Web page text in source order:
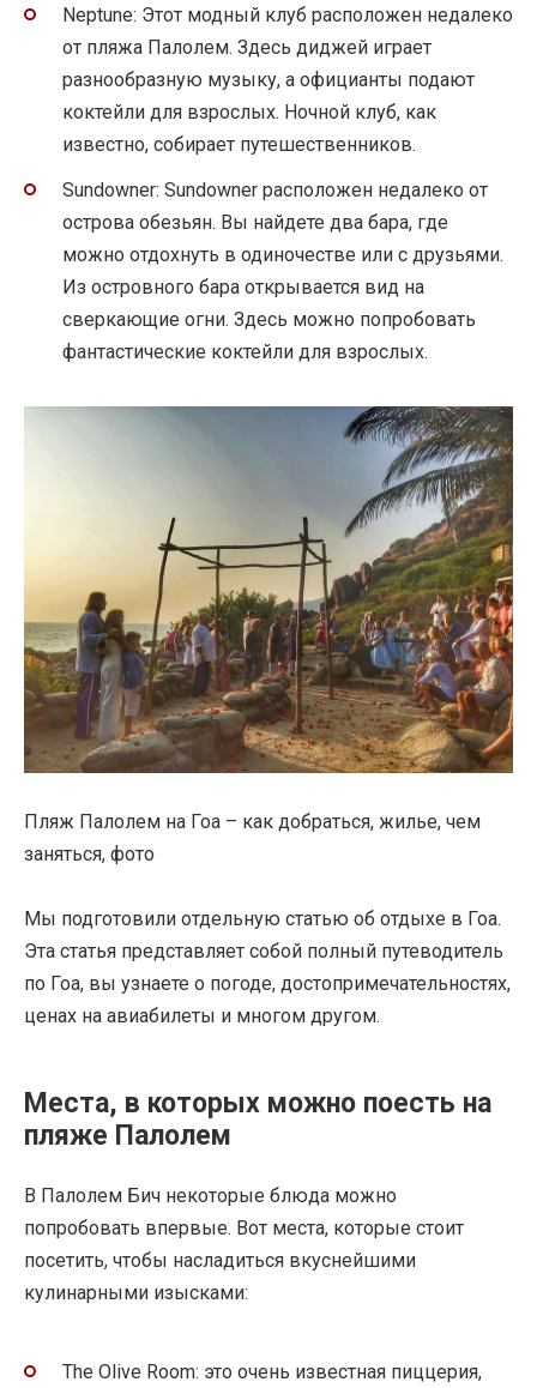
Neptune: Этот модный клуб расположен недалеко
от пляжа Палолем. Здесь диджей играет
разнообразную музыку, а официанты подают
коктейли для взрослых. Ночной клуб, как
известно, собирает путешественников.
Sundowner: Sundowner расположен недалеко от
острова обезьян. Вы найдете два бара, где
можно отдохнуть в одиночестве или с друзьями.
Из островного бара открывается вид на
сверкающие огни. Здесь можно попробовать
фантастические коктейли для взрослых.
Пляж Палолем на Гоа – как добраться, жилье, чем
заняться, фото
Мы подготовили отдельную статью об отдыхе в Гоа.
Эта статья представляет собой полный путеводитель
по Гоа, вы узнаете о погоде, достопримечательностях,
ценах на авиабилеты и многом другом.
Места, в которых можно поесть на
пляже Палолем
В Палолем Бич некоторые блюда можно
попробовать впервые. Вот места, которые стоит
посетить, чтобы насладиться вкуснейшими
кулинарными изысками:
The Olive Room: это очень известная пиццерия,